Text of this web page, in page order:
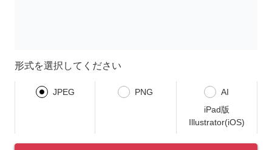
形式を選択してください
JPEG PNG
AI
iPad版
Illustrator(iOS)